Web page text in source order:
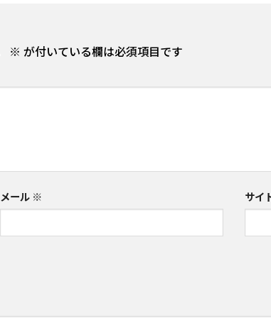
※ が付いている欄は必須項目です
メール ※ サイ